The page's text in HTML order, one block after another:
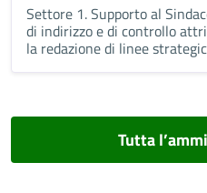
Settore 1. Supporto al
di indirizzo e di controllo
la redazione di linee
Tutta